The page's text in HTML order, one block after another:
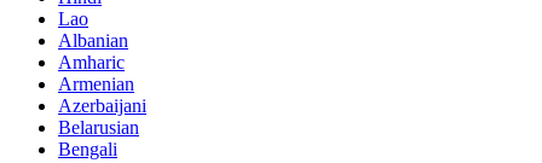
Lao
Albanian
Amharic
Armenian
Azerbaijani
Belarusian
Bengali